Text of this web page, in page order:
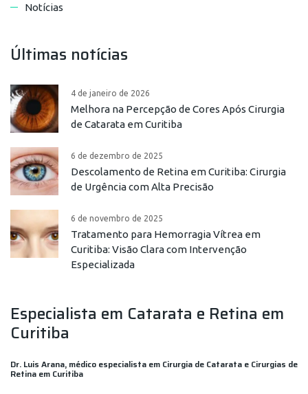
Notícias
Últimas notícias
4 de janeiro de 2026
Melhora na Percepção de Cores Após Cirurgia
de Catarata em Curitiba
6 de dezembro de 2025
Descolamento de Retina em Curitiba: Cirurgia
de Urgência com Alta Precisão
6 de novembro de 2025
Tratamento para Hemorragia Vítrea em
Curitiba: Visão Clara com Intervenção
Especializada
Especialista em Catarata e Retina em
Curitiba
Dr. Luis Arana, médico especialista em Cirurgia de Catarata e Cirurgias de
Retina em Curitiba